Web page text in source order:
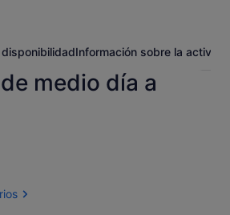
Información sobre la
medio día a